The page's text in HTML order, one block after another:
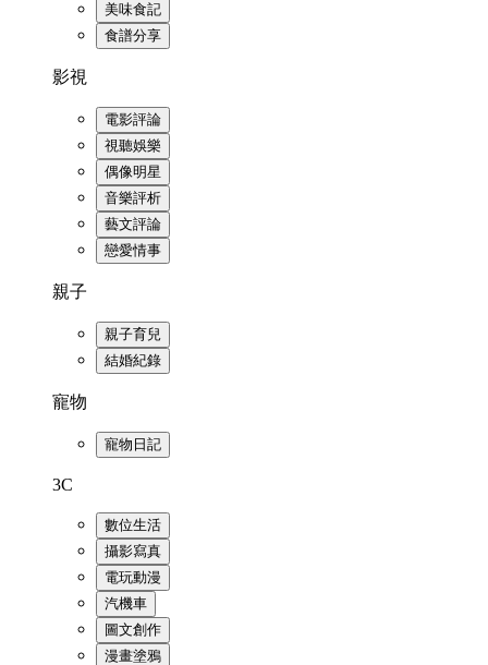
美味食記
食譜分享
影視
電影評論
視聽娛樂
偶像明星
音樂評析
藝文評論
戀愛情事
親子
親子育兒
結婚紀錄
寵物
寵物日記
3C
數位生活
攝影寫真
電玩動漫
汽機車
圖文創作
漫畫塗鴉